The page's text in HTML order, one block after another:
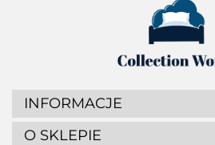
INFORMACJE
O SKLEPIE